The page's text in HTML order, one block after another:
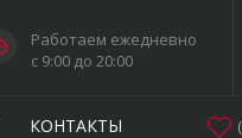
Работаем ежедневно
c 9:00 до 20:00
КОНТАКТЫ (